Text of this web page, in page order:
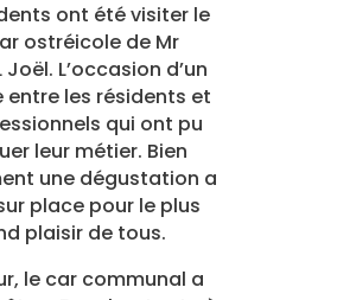
ont été visiter le
ostréicole de Mr
Joël. L’occasion d’un
entre les résidents et
qui ont pu
leur métier. Bien
une dégustation a
place pour le plus
plaisir de tous.
le car communal a